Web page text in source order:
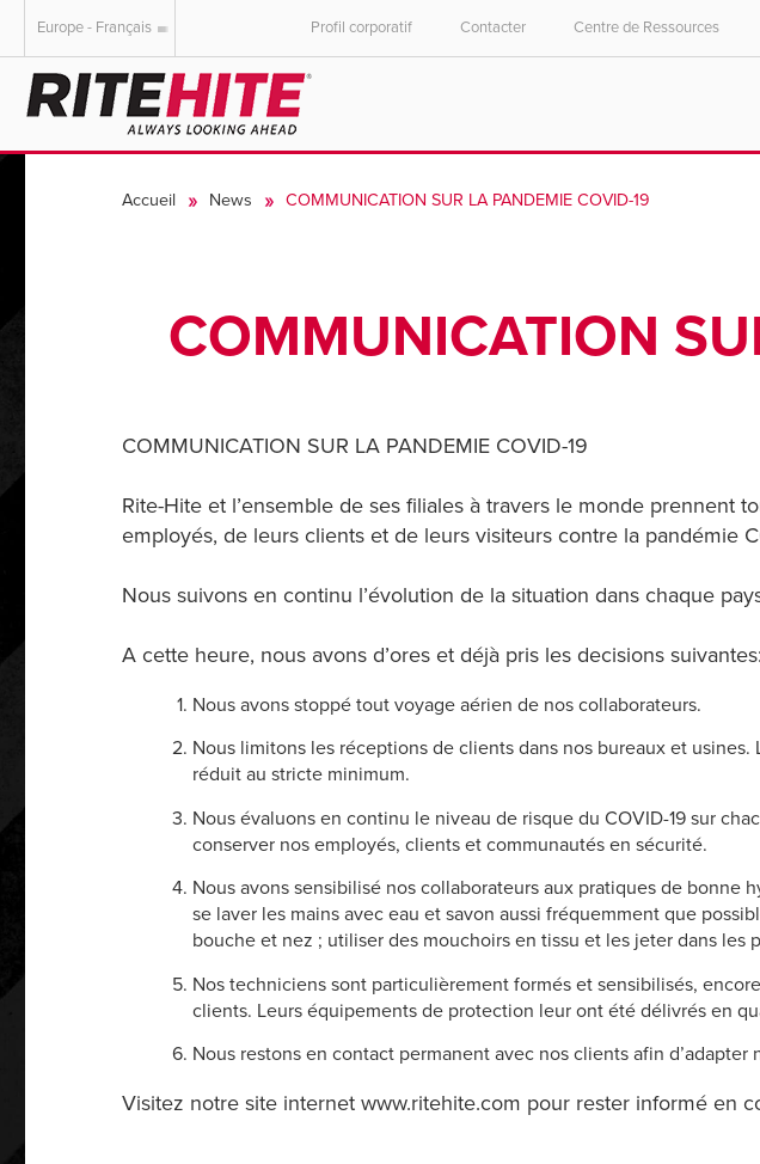
AMERICAS
English
English
Deutsch
Dutch
Europe - Français Profil corporatif Contacter Centre de Ressources
Accueil News COMMUNICATION SUR LA PANDEMIE COVID-19
COMMUNICATION
COMMUNICATION SUR LA PANDEMIE COVID-19
Rite-Hite et l’ensemble de ses filiales à travers le monde prennent
employés, de leurs clients et de leurs visiteurs contre la pandémie
Nous suivons en continu l’évolution de la situation dans chaque
A cette heure, nous avons d’ores et déjà pris les decisions suivantes:
Nous avons stoppé tout voyage aérien de nos collaborateurs.
Nous limitons les réceptions de clients dans nos bureaux et
réduit au stricte minimum.
Nous évaluons en continu le niveau de risque du COVID-19 sur
conserver nos employés, clients et communautés en sécurité.
Nous avons sensibilisé nos collaborateurs aux pratiques de bonne
se laver les mains avec eau et savon aussi fréquemment que
bouche et nez ; utiliser des mouchoirs en tissu et les jeter dans
Nos techniciens sont particulièrement formés et sensibilisés,
clients. Leurs équipements de protection leur ont été délivrés en
Nous restons en contact permanent avec nos clients afin
Visitez notre site internet www.ritehite.com pour rester informé en